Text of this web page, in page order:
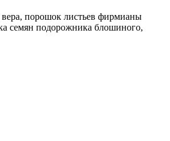
вера, порошок листьев фирмианы
семян подорожника блошиного,